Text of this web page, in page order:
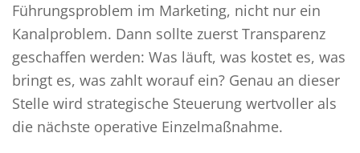
Führungsproblem im Marketing, nicht nur ein
Kanalproblem. Dann sollte zuerst Transparenz
geschaffen werden: Was läuft, was kostet es, was
bringt es, was zahlt worauf ein? Genau an dieser
Stelle wird strategische Steuerung wertvoller als
die nächste operative Einzelmaßnahme.